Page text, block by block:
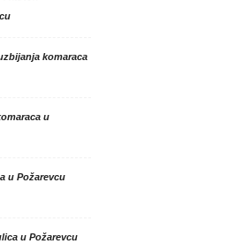
komaraca
u
u Požarevcu
u Požarevcu